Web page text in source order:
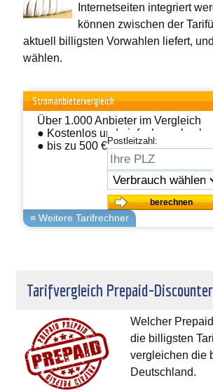
Internetseiten integriert
können zwischen der
aktuell billigsten Vorwahlen liefert,
wählen.
Stromanbietervergleich
Über 1.000 Anbieter im Vergleich
● Kostenlos und einfach wechseln
● bis zu 500 € sparen
Postleitzahl:
Tarifvergleich Prepaid-Discounter
Welcher
die billigsten
vergleichen die
Deutschland.